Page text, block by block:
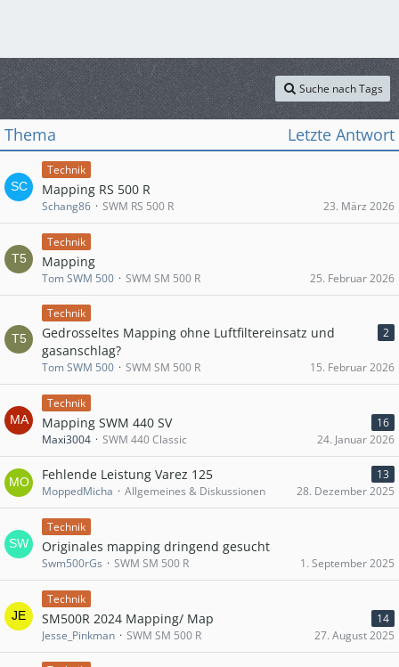
Suche nach Tags
Thema Letzte Antwort
Technik
Mapping RS 500 R
Schang86 SWM RS 500 R 23. März 2026
Technik
Mapping
Tom SWM 500 SWM SM 500 R 25. Februar 2026
Technik
Gedrosseltes Mapping ohne Luftfiltereinsatz und
gasanschlag?
2
Tom SWM 500 SWM SM 500 R 15. Februar 2026
Technik
Mapping SWM 440 SV
16
Maxi3004
SWM 440 Classic 24. Januar 2026
Fehlende Leistung Varez 125
13
MoppedMicha
Allgemeines & Diskussionen 28. Dezember 2025
Technik
Originales mapping dringend gesucht
Swm500rGs SWM SM 500 R 1. September 2025
Technik
SM500R 2024 Mapping/ Map
14
Jesse_Pinkman
SWM SM 500 R 27. August 2025